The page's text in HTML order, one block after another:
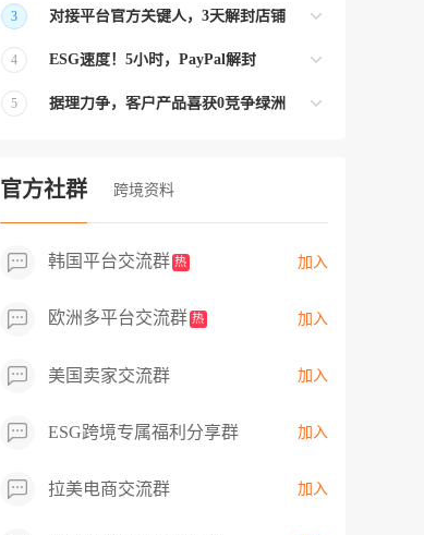
业】 >> Gmarket卖家店铺经过ESG跨境客
3
对接平台官方关键人，3天解封店铺
跨境帮我解决了韩国平台店铺异常问题
4
ESG速度！5小时，PayPal解封
ESG拥有Paypal支付和Onbuy平台双绿通道
5
据理力争，客户产品喜获0竞争绿洲
取机会，卖家成功上架市场热卖而平台稀
缺产品，拓展了西班牙新商机！
官方社群 跨境资料
韩国平台交流群 热 加入
欧洲多平台交流群 热 加入
美国卖家交流群 加入
ESG跨境专属福利分享群 加入
拉美电商交流群 加入